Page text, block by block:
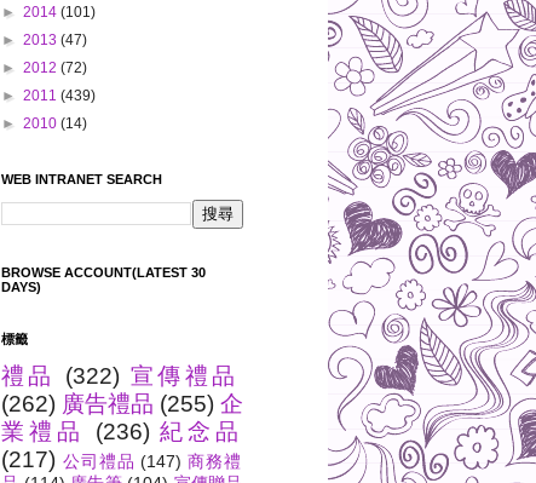
► 2014 (101)
► 2013 (47)
► 2012 (72)
► 2011 (439)
► 2010 (14)
WEB INTRANET SEARCH
BROWSE ACCOUNT(LATEST 30
DAYS)
標籤
禮品 (322) 宣傳禮品
(262) 廣告禮品 (255) 企
業禮品
(236) 紀念品
(217) 公司禮品 (147) 商務禮